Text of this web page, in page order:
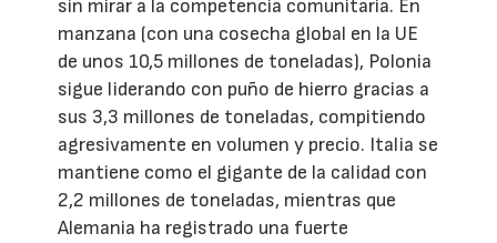
sin mirar a la competencia comunitaria. En
manzana (con una cosecha global en la UE
de unos 10,5 millones de toneladas), Polonia
sigue liderando con puño de hierro gracias a
sus 3,3 millones de toneladas, compitiendo
agresivamente en volumen y precio. Italia se
mantiene como el gigante de la calidad con
2,2 millones de toneladas, mientras que
Alemania ha registrado una fuerte